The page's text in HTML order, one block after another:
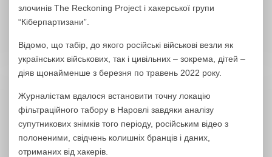
злочинів The Reckoning Project і хакерської групи
“Кіберпартизани”.
Відомо, що табір, до якого російські військові везли як
українських військових, так і цивільних – зокрема, дітей –
діяв щонайменше з березня по травень 2022 року.
Журналістам вдалося встановити точну локацію
фільтраційного табору в Наровлі завдяки аналізу
супутникових знімків того періоду, російським відео з
полоненими, свідчень колишніх бранців і даних,
отриманих від хакерів.